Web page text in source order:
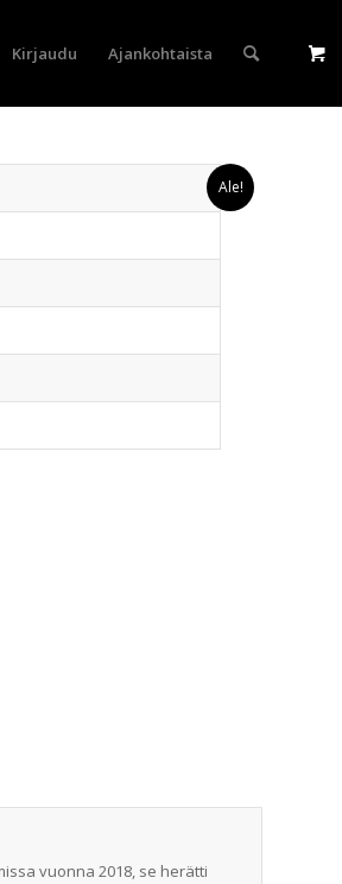
Kirjaudu Ajankohtaista
Ale!
vuonna 2018, se herätti